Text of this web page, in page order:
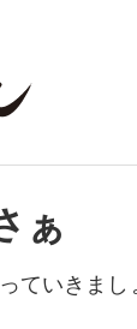
ぁ
ていきまし